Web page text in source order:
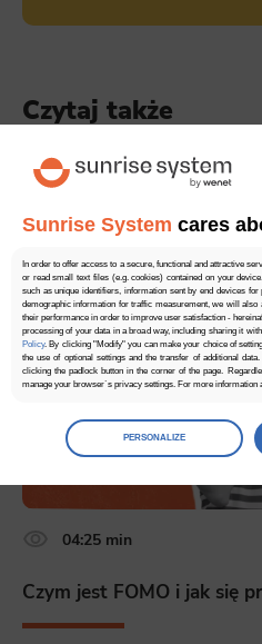
Sunrise System cares
In order to offer access to a secure, functional and attractive
or read small text files (e.g. cookies) contained on your
such as unique identifiers, information sent by end devices
demographic information for traffic measurement, we will also
their performance in order to improve user satisfaction -
processing of your data in a broad way, including sharing it
Policy. By clicking "Modify" you can make your choice of
the use of optional settings and the transfer of additional
clicking the padlock button in the corner of the page.
manage your browser`s privacy settings. For more information
Managepreferences
Select the consents of your choice
Necessary
secure access to basic functions such as site navigation
Functionality
PERSONALIZE
Czytaj także
04:25 min
Czym jest FOMO i jak się